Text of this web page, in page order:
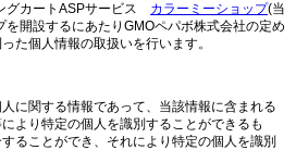
グカートASPサービス カラーミーショップ(当
開設するにあたりGMOペパボ株式会社の定め
た個人情報の取扱いを行います。
に関する情報であって、当該情報に含まれる
より特定の個人を識別することができるも
ることができ、それにより特定の個人を識別